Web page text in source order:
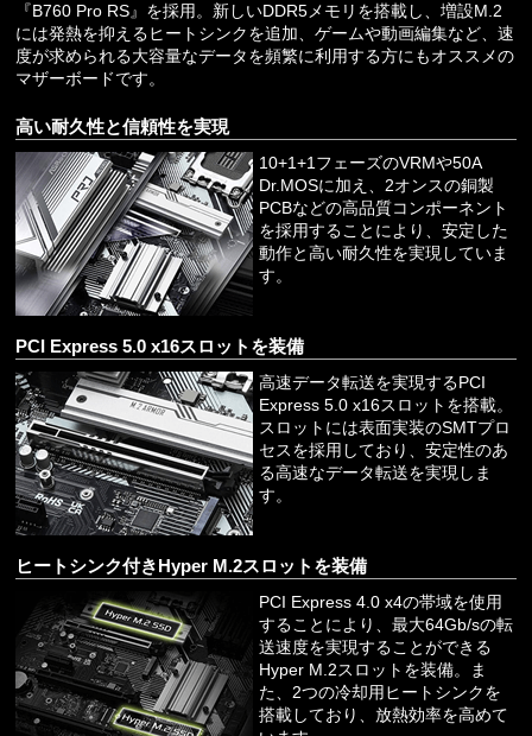
『B760 Pro RS』を採用。新しいDDR5メモリを搭載し、増設M.2
には発熱を抑えるヒートシンクを追加、ゲームや動画編集など、速
度が求められる大容量なデータを頻繁に利用する方にもオススメの
マザーボードです。
高い耐久性と信頼性を実現
10+1+1フェーズのVRMや50A
Dr.MOSに加え、2オンスの銅製
PCBなどの高品質コンポーネント
を採用することにより、安定した
動作と高い耐久性を実現していま
す。
PCI Express 5.0 x16スロットを装備
高速データ転送を実現するPCI
Express 5.0 x16スロットを搭載。
スロットには表面実装のSMTプロ
セスを採用しており、安定性のあ
る高速なデータ転送を実現しま
す。
ヒートシンク付きHyper M.2スロットを装備
PCI Express 4.0 x4の帯域を使用
することにより、最大64Gb/sの転
送速度を実現することができる
Hyper M.2スロットを装備。ま
た、2つの冷却用ヒートシンクを
搭載しており、放熱効率を高めて